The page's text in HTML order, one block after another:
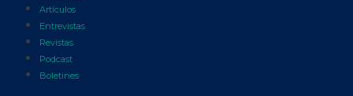
Artículos
Entrevistas
Revistas
Podcast
Boletines